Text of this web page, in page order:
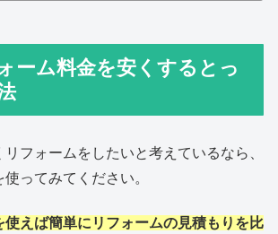
ーム料金を安くするとっ
フォームをしたいと考えているなら、
ってみてください。
使えば簡単にリフォームの見積もりを比